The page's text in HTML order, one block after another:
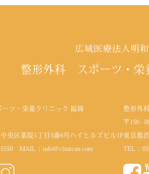
広域医療法人明
整形外科 スポーツ・栄
ーツ・栄養クリニック 福岡
央区薬院1丁目5番6号ハイヒルズビル1F
MAIL： info@clinicsn.com
整形外
〒150 -
東京都
TEL：